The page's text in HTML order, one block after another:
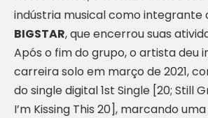
indústria musical como integrante
BIGSTAR, que encerrou suas
Após o fim do grupo, o artista deu
carreira solo em março de 2021,
do single digital 1st Single [20; Still
I’m Kissing This 20], marcando